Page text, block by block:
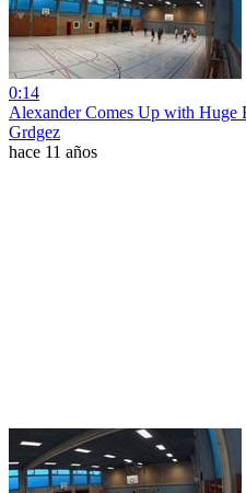
0:14
Alexander Comes Up with Huge
Grdgez
hace 11 años